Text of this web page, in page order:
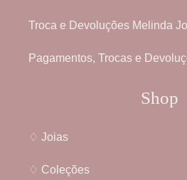
Troca e Devoluções Melinda
Pagamentos, Trocas e
Shop
♢ Joias
♢ Coleções